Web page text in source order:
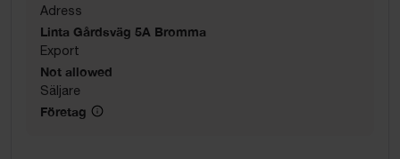
Adress
Linta Gårdsväg 5A Bromma
Export
Not allowed
Säljare
Företag